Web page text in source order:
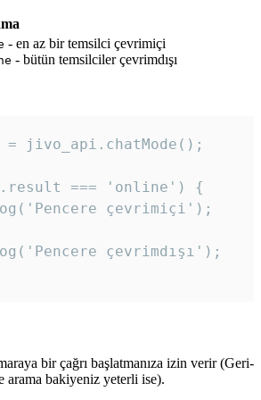
- en az bir temsilci çevrimiçi
- bütün temsilciler çevrimdışı
jivo_api.chatMode();
=== 'online') {
çevrimiçi');
çevrimdışı');
bir çağrı başlatmanıza izin verir (Geri-
arama bakiyeniz yeterli ise).